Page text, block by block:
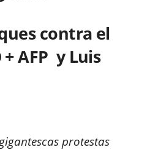
contra el
AFP y Luis
protestas